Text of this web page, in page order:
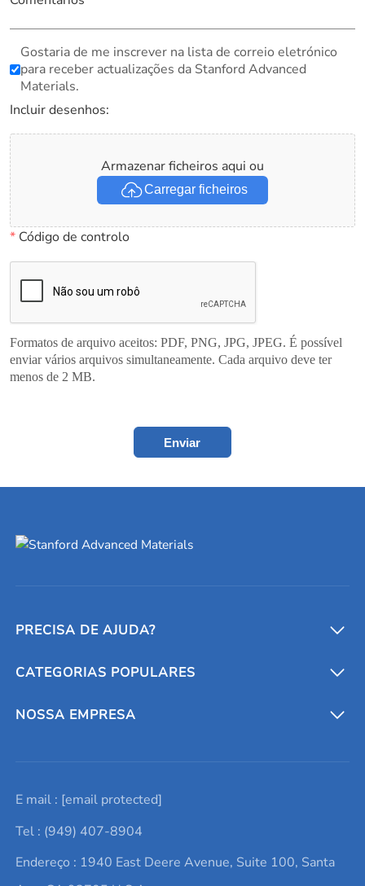
Gostaria de me inscrever na lista de correio eletrónico
para receber actualizações da Stanford Advanced
Materials.
Incluir desenhos:
Armazenar ficheiros aqui ou
Carregar ficheiros
*Código de controlo
Formatos de arquivo aceitos: PDF, PNG, JPG, JPEG. É possível
enviar vários arquivos simultaneamente. Cada arquivo deve ter
menos de 2 MB.
Enviar
PRECISA DE AJUDA?
Conversores e calculadoras
Entre em contato conosco
Lista de consultas
Termos e Condições
CATEGORIAS POPULARES
Metais refratários
Elementos de terras raras
Alvos de pulverização catódica
NOSSA EMPRESA
Promoções atuais
Notícias e blogs
E mail : [email protected]
Tel : (949) 407-8904
Endereço : 1940 East Deere Avenue, Suite 100, Santa